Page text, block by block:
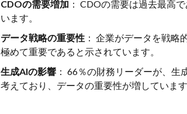
CDOの需要増加 ： CDOの需要は過去最高
います。
データ戦略の重要性 ： 企業がデータを戦略
極めて重要であると示されています。
生成AIの影響 ： 66％の財務リーダーが、
考えており、データの重要性が増しています